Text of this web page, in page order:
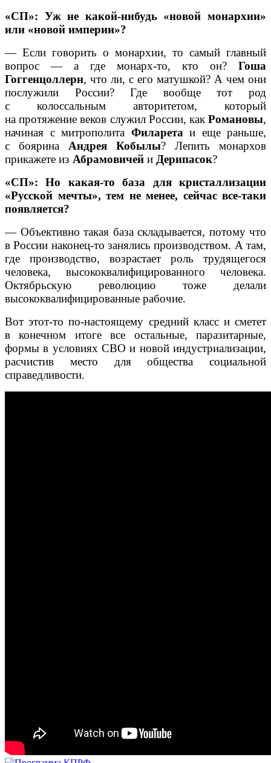
«СП»: Уж не какой-нибудь «новой монархии»
или «новой империи»?
— Если говорить о монархии, то самый главный
вопрос — а где монарх-то, кто он? Гоша
Гоггенцоллерн, что ли, с его матушкой? А чем они
послужили России? Где вообще тот род
с колоссальным авторитетом, который
на протяжение веков служил России, как Романовы,
начиная с митрополита Филарета и еще раньше,
с боярина Андрея Кобылы? Лепить монархов
прикажете из Абрамовичей и Дерипасок?
«СП»: Но какая-то база для кристаллизации
«Русской мечты», тем не менее, сейчас все-таки
появляется?
— Объективно такая база складывается, потому что
в России наконец-то занялись производством. А там,
где производство, возрастает роль трудящегося
человека, высококвалифицированного человека.
Октябрьскую революцию тоже делали
высококвалифицированные рабочие.
Вот этот-то по-настоящему средний класс и сметет
в конечном итоге все остальные, паразитарные,
формы в условиях СВО и новой индустриализации,
расчистив место для общества социальной
справедливости.